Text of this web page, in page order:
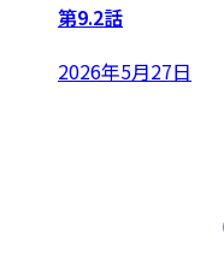
第9.2話
2026年5月27日